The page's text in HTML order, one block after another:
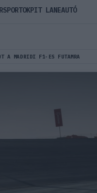
A MADRIDI F1-ES FUTAMRA
PIT LANEAUTÓ